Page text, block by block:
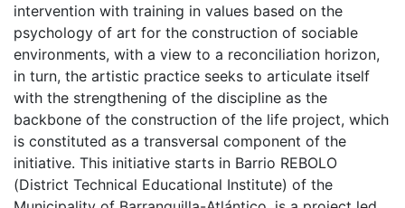
intervention with training in values based on the
psychology of art for the construction of sociable
environments, with a view to a reconciliation horizon,
in turn, the artistic practice seeks to articulate itself
with the strengthening of the discipline as the
backbone of the construction of the life project, which
is constituted as a transversal component of the
initiative. This initiative starts in Barrio REBOLO
(District Technical Educational Institute) of the